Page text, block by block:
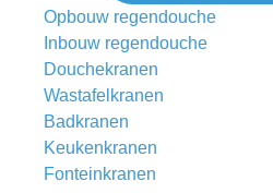
Opbouw regendouche
Inbouw regendouche
Douchekranen
Wastafelkranen
Badkranen
Keukenkranen
Fonteinkranen